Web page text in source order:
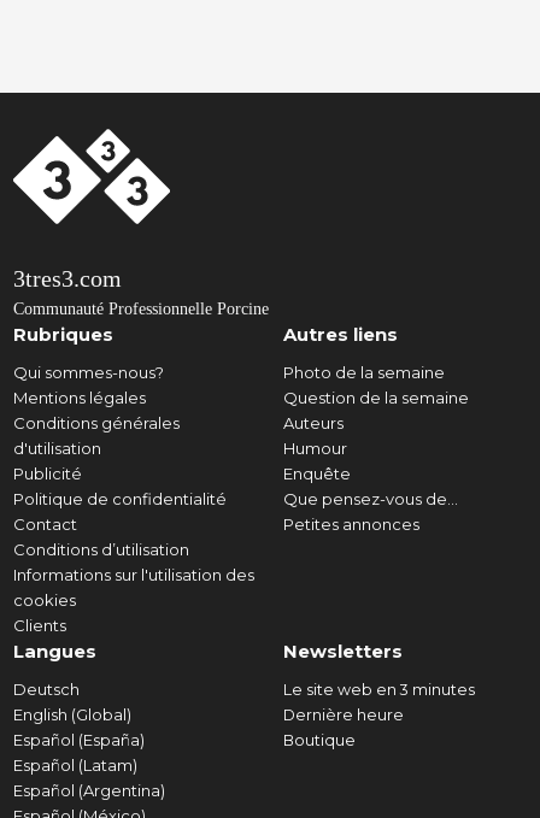
3tres3.com
Communauté Professionnelle Porcine
Rubriques
Qui sommes-nous?
Mentions légales
Conditions générales
d'utilisation
Publicité
Politique de confidentialité
Contact
Conditions d’utilisation
Informations sur l'utilisation des
cookies
Clients
Autres liens
Photo de la semaine
Question de la semaine
Auteurs
Humour
Enquête
Que pensez-vous de...
Petites annonces
Langues
Deutsch
English (Global)
Español (España)
Español (Latam)
Español (Argentina)
Newsletters
Le site web en 3 minutes
Dernière heure
Boutique